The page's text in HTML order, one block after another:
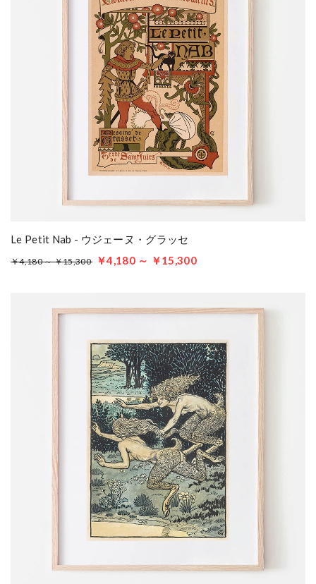
Le Petit Nab - ウジェーヌ・グラッセ
￥4,180 ～ ￥15,300 ￥4,180 ～ ￥15,300